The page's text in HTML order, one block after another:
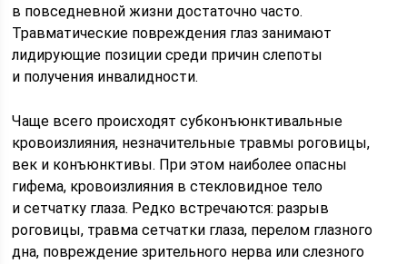
в повседневной жизни достаточно часто.
Травматические повреждения глаз занимают
лидирующие позиции среди причин слепоты
и получения инвалидности.
Чаще всего происходят субконъюнктивальные
кровоизлияния, незначительные травмы роговицы,
век и конъюнктивы. При этом наиболее опасны
гифема, кровоизлияния в стекловидное тело
и сетчатку глаза. Редко встречаются: разрыв
роговицы, травма сетчатки глаза, перелом глазного
дна, повреждение зрительного нерва или слезного